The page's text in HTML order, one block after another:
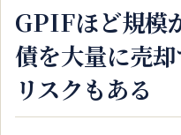
GPIFほど規模
債を大量に売
リスクもある